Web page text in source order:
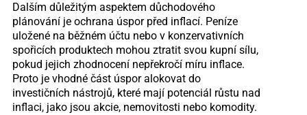
Dalším důležitým aspektem důchodového
plánování je ochrana úspor před inflací. Peníze
uložené na běžném účtu nebo v konzervativních
spořicích produktech mohou ztratit svou kupní sílu,
pokud jejich zhodnocení nepřekročí míru inflace.
Proto je vhodné část úspor alokovat do
investičních nástrojů, které mají potenciál růstu nad
inflaci, jako jsou akcie, nemovitosti nebo komodity.